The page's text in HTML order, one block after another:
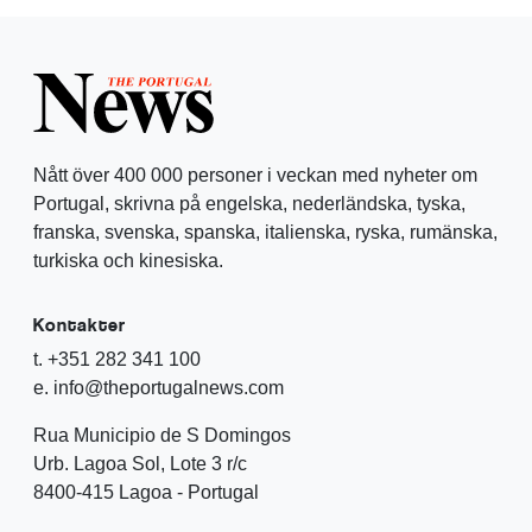
Nått över 400 000 personer i veckan med nyheter om
Portugal, skrivna på engelska, nederländska, tyska,
franska, svenska, spanska, italienska, ryska, rumänska,
turkiska och kinesiska.
Kontakter
t. +351 282 341 100
e. info@theportugalnews.com
Rua Municipio de S Domingos
Urb. Lagoa Sol, Lote 3 r/c
8400-415 Lagoa - Portugal